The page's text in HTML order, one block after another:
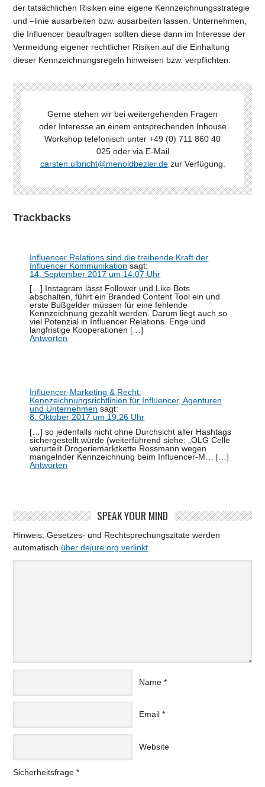
der tatsächlichen Risiken eine eigene Kennzeichnungsstrategie
und –linie ausarbeiten bzw. ausarbeiten lassen. Unternehmen,
die Influencer beauftragen sollten diese dann im Interesse der
Vermeidung eigener rechtlicher Risiken auf die Einhaltung
dieser Kennzeichnungsregeln hinweisen bzw. verpflichten.
Gerne stehen wir bei weitergehenden Fragen
oder Interesse an einem entsprechenden Inhouse
Workshop telefonisch unter +49 (0) 711 860 40
025 oder via E-Mail
carsten.ulbricht@menoldbezler.dezur Verfügung.
Trackbacks
Influencer Relations sind die treibende Kraft der
Influencer Kommunikation sagt:
14. September 2017 um 14:07 Uhr
[…] Instagram lässt Follower und Like Bots
abschalten, führt ein Branded Content Tool ein und
erste Bußgelder müssen für eine fehlende
Kennzeichnung gezahlt werden. Darum liegt auch so
viel Potenzial in Influencer Relations. Enge und
langfristige Kooperationen […]
Antworten
Influencer-Marketing & Recht:
Kennzeichnungsrichtlinien für Influencer, Agenturen
und Unternehmen sagt:
8. Oktober 2017 um 19:26 Uhr
[…] so jedenfalls nicht ohne Durchsicht aller Hashtags
sichergestellt würde (weiterführend siehe: „OLG Celle
verurteilt Drogeriemarktkette Rossmann wegen
mangelnder Kennzeichnung beim Influencer-M… […]
Antworten
SPEAK YOUR MIND
Hinweis: Gesetzes- und Rechtsprechungszitate werden
automatisch über dejure.org verlinkt
Name *
Email *
Website
Sicherheitsfrage *